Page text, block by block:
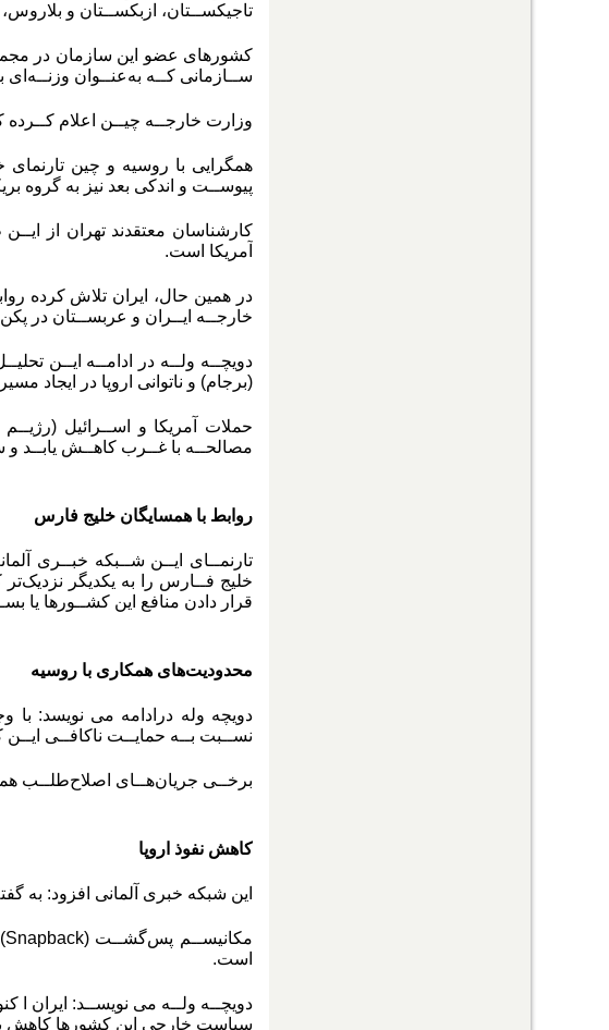
تاجیکســتان، ازبکســتان و بلاروس، همچنیــن ۱۶ کشــور دیگــر به‌عنــوان ناظــر یــا «شــریک گفت‌وگــو»
ســازمانی کــه به‌عنــوان
وزارت خارجــه چیــن اعلام
همگرایی با روسیه و چین تارنمای
پیوســت و اندکی بعد نیز به گروه
کارشناسان معتقدند تهران از
آمریکا است.
در همین حال، ایران تلاش کرده
خارجــه ایــران و عربســتان در
دویچــه ولــه در ادامــه ایــن
(برجام) و ناتوانی اروپا در ایجاد
حملات آمریکا و اســرائیل )
مصالحــه با غــرب کاهــش
روابط با همسایگان خلیج فارس
تارنمــای ایــن شــبکه خبــری
خلیج فــارس را به یکدیگر
قرار دادن منافع این کشــورها
محدودیت‌های همکاری با روسیه
دویچه وله درادامه می نویسد: با
نســبت بــه حمایــت ناکافــی
برخــی جریان‌هــای اصلاح‌طلــب
کاهش نفوذ اروپا
این شبکه خبری آلمانی افزود: به گفته
مکانیســم پس‌گشــت(Snapback)
است.
دویچــه ولــه می نویســد: ایران ا
سیاست خارجی این کشورها کاهش